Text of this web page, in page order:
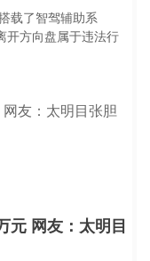
载了智驾辅助系
开方向盘属于违法行
元 网友：太明目